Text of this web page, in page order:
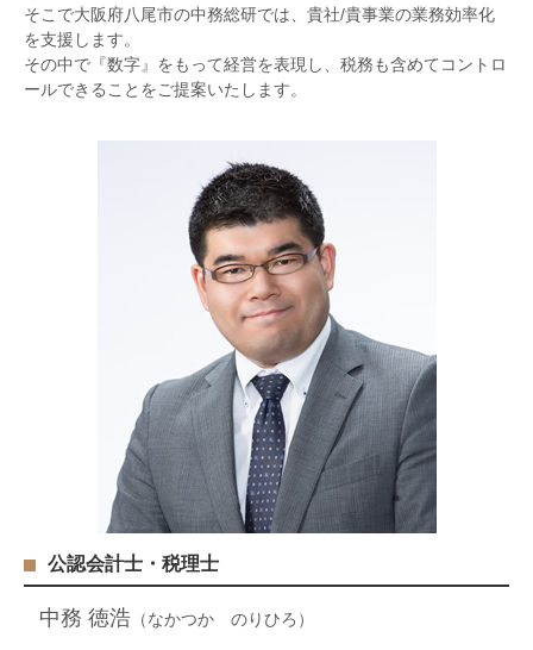
そこで大阪府八尾市の中務総研では、貴社/貴事業の業務効率化
を支援します。
その中で『数字』をもって経営を表現し、税務も含めてコントロ
ールできることをご提案いたします。
公認会計士・税理士
中務 徳浩（なかつか のりひろ）